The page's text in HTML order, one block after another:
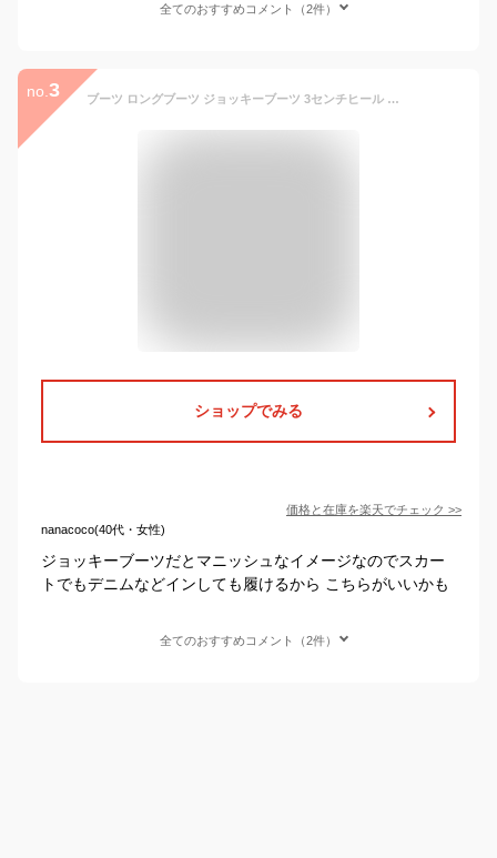
全てのおすすめコメント（2件）
no. 3 ブーツ ロングブーツ ジョッキーブーツ 3センチヒール ローヒール レディース 歩きやすい 履きやすい ロング バックル ブラック ブラウン 秋冬 ベルト 黒 茶色 ファスナー ルリアンプラス
ショップでみる
価格と在庫を楽天でチェック >>
nanacoco(40代・女性)
ジョッキーブーツだとマニッシュなイメージなのでスカー
トでもデニムなどインしても履けるから こちらがいいかも
全てのおすすめコメント（2件）